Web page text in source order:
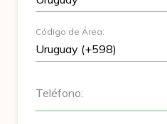
Código de Área:
Teléfono: